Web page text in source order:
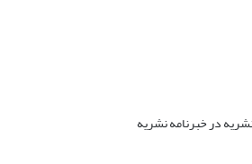
در خبرنامه نشریه